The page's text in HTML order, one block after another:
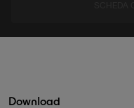
Download